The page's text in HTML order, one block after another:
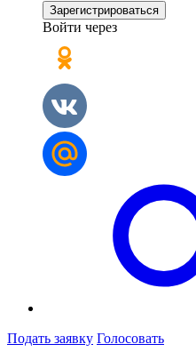
Зарегистрироваться
Войти через
Подать заявку Голосовать